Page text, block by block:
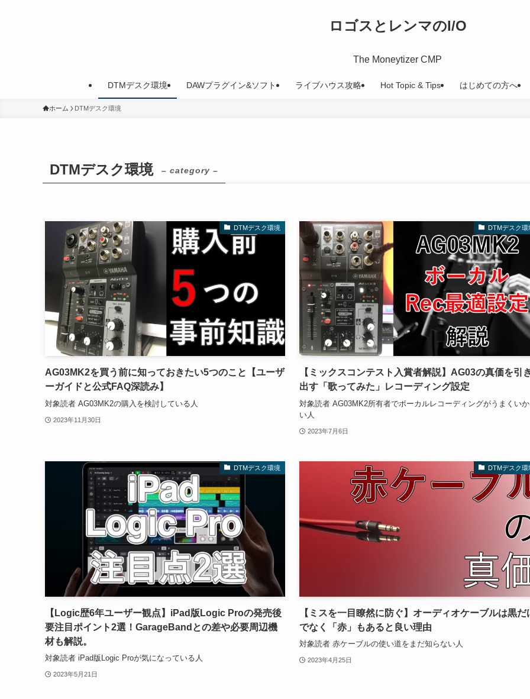
ロゴスとレンマのI/O
DTMデスク環境 DAWプラグイン&ソフト ライブハウス攻略 Hot Topic & Tips はじめての方へ
The Moneytizer CMP
ホーム DTMデスク環境
DTMデスク環境 – category –
DTMデスク環境
AG03MK2を買う前に知っておきたい5つのこと【ユーザ
ーガイドと公式FAQ深読み】
対象読者 AG03MK2の購入を検討している人
2023年11月30日
DTMデスク環
【ミックスコンテスト入賞者解説】AG03の真価を引
出す「歌ってみた」レコーディング設定
対象読者 AG03MK2所有者でボーカルレコーディングがうまくい
い人
2023年7月6日
DTMデスク環境
【Logic歴6年ユーザー観点】iPad版Logic Proの発売後
要注目ポイント2選！GarageBandとの差や必要周辺機
材も解説。
対象読者 iPad版Logic Proが気になっている人
2023年5月21日
DTMデスク環
【ミスを一目瞭然に防ぐ】オーディオケーブルは黒だ
でなく「赤」もあると良い理由
対象読者 赤ケーブルの使い道をまだ知らない人
2023年4月25日